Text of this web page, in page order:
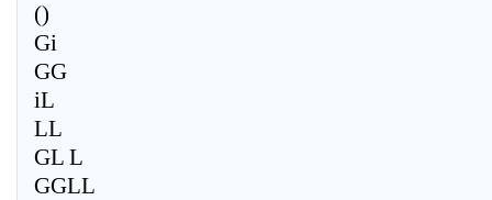
()
Gi
GG
iL
LL
GL L
GGLL